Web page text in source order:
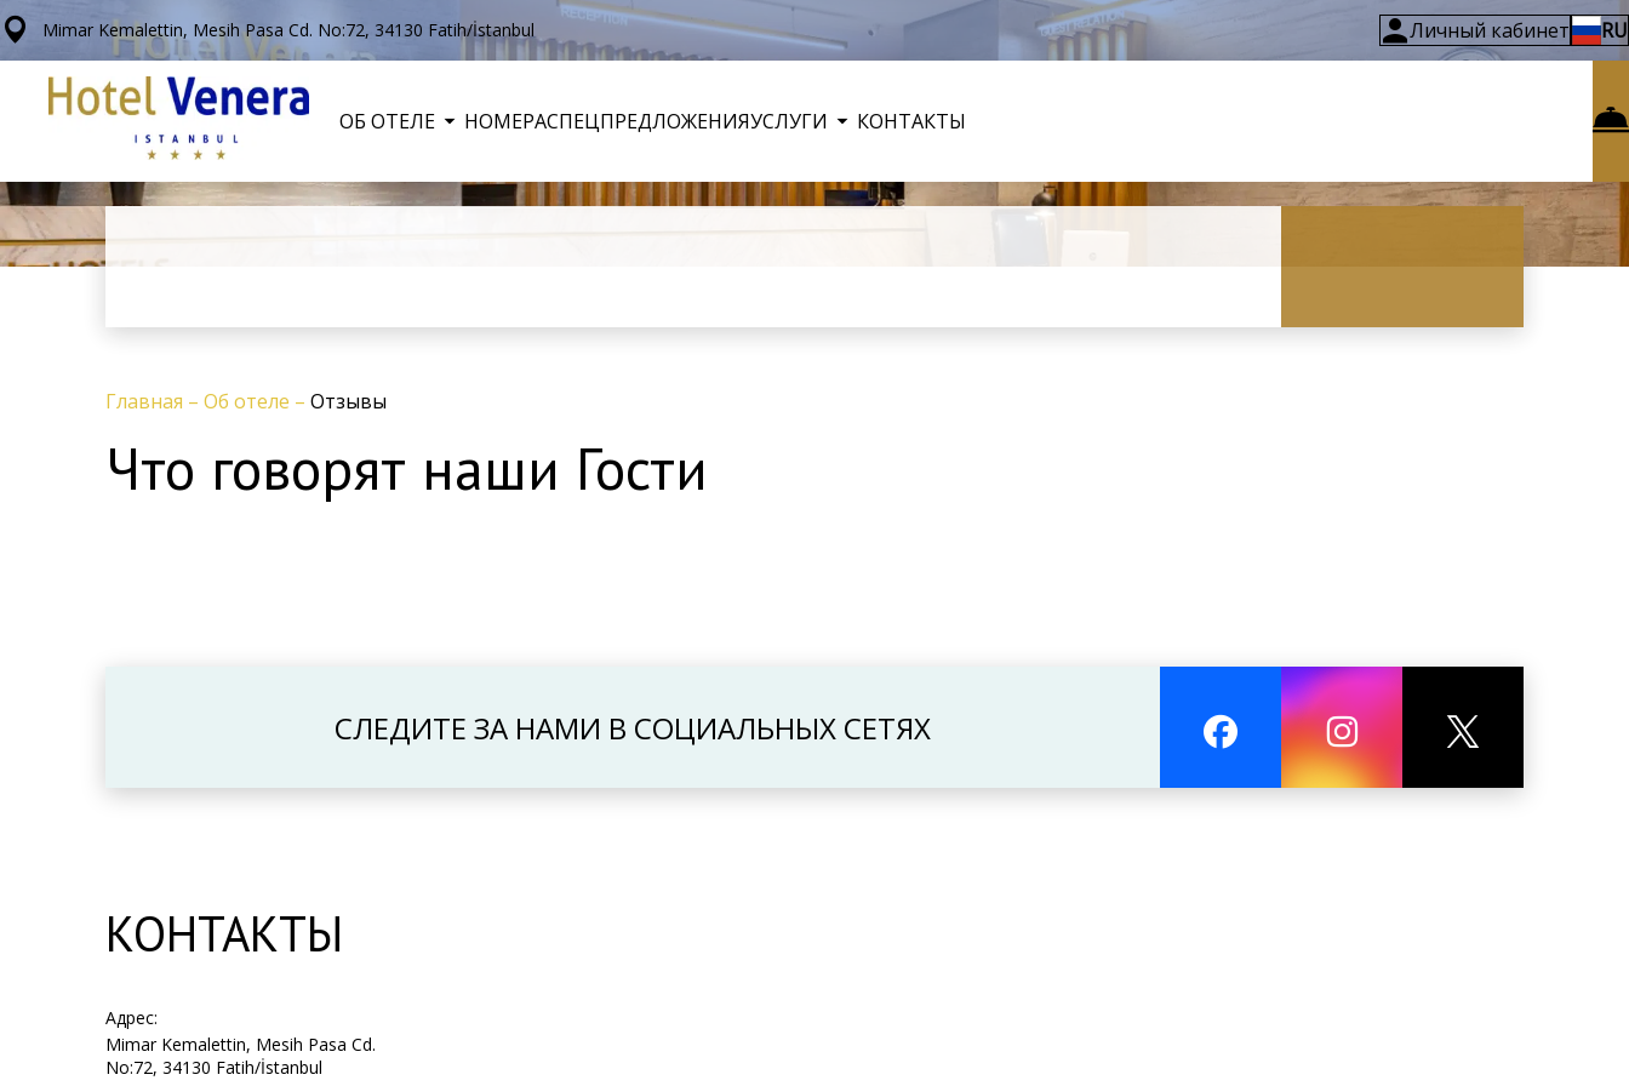
Mimar Kemalettin, Mesih Pasa Cd. No:72, 34130 Fatih/İstanbul Личный кабинет RU
ОБ ОТЕЛЕ НОМЕРАСПЕЦПРЕДЛОЖЕНИЯУСЛУГИ КОНТАКТЫ
Главная – Об отеле – Отзывы
Что говорят наши Гости
СЛЕДИТЕ ЗА НАМИ В СОЦИАЛЬНЫХ СЕТЯХ
КОНТАКТЫ
Адрес:
Mimar Kemalettin, Mesih Pasa Cd.
No:72, 34130 Fatih/İstanbul